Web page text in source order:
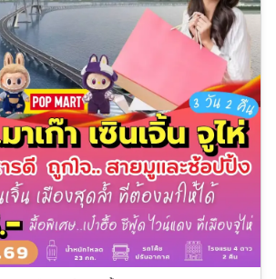
05 ก.ย. 69 - 07 ก.ย. 69
07 ก.ย. 69 - 09 ก.ย. 69
09 ก.ย. 69 - 11 ก.ย. 69
11 ก.ย. 69 - 13 ก.ย. 69
13 ก.ย. 69 - 15 ก.ย. 69
15 ก.ย. 69 - 17 ก.ย. 69
18 ก.ย. 69 - 20 ก.ย. 69
20 ก.ย. 69 - 22 ก.ย. 69
22 ก.ย. 69 - 24 ก.ย. 69
69
13 ต.ค. 69 - 15 ต.ค. 69
15 ต.ค. 69 - 17 ต.ค. 69
69
17 ต.ค. 69 - 19 ต.ค. 69
19 ต.ค. 69 - 21 ต.ค. 69
69
26 ต.ค. 69 - 28 ต.ค. 69